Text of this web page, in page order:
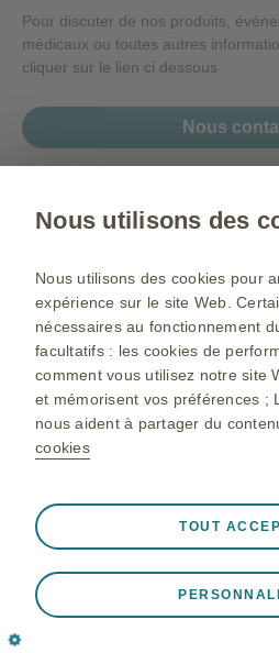
Pour discuter de nos produits,
médicaux ou toutes autres
cliquer sur le lien ci dessous
Nous
Plan du site
Conditions d’utilisation
Déclaration de confidentialité
Politique de cookie
GlaxoSmithKline Maroc : N° 49-52
l’immeuble Capital Tower sis Angle
Tél : +212 522 043 888, +212 522
041
Nous utilisons des
Nous utilisons des cookies pour
expérience sur le site Web.
nécessaires au fonctionnement
facultatifs : les cookies de
comment vous utilisez notre site
et mémorisent vos préférences ;
nous aident à partager du
cookies
le stockage des données de
le site, la gestion des préférences
TOUT